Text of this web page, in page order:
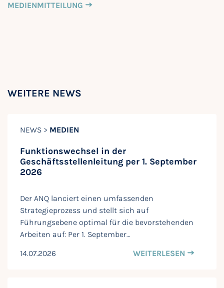
MEDIENMITTEILUNG
WEITERE NEWS
NEWS > MEDIEN
Funktionswechsel in der
Geschäftsstellenleitung per 1. September
2026
Der ANQ lanciert einen umfassenden
Strategieprozess und stellt sich auf
Führungsebene optimal für die bevorstehenden
Arbeiten auf: Per 1. September…
14.07.2026
WEITERLESEN